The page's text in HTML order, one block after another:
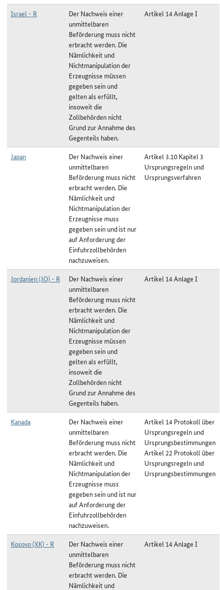
Israel - R
Der Nachweis einer
unmittelbaren
Beförderung muss nicht
erbracht werden. Die
Nämlichkeit und
Nichtmanipulation der
Erzeugnisse müssen
gegeben sein und
gelten als erfüllt,
insoweit die
Zollbehörden nicht
Grund zur Annahme des
Gegenteils haben.
Artikel 14 Anlage I
Japan
Der Nachweis einer
unmittelbaren
Beförderung muss nicht
erbracht werden. Die
Nämlichkeit und
Nichtmanipulation der
Erzeugnisse muss
gegeben sein und ist nur
auf Anforderung der
Einfuhrzollbehörden
nachzuweisen.
Artikel 3.10 Kapitel 3
Ursprungsregeln und
Ursprungsverfahren
Jordanien (JO) - R
Der Nachweis einer
unmittelbaren
Beförderung muss nicht
erbracht werden. Die
Nämlichkeit und
Nichtmanipulation der
Erzeugnisse müssen
gegeben sein und
gelten als erfüllt,
insoweit die
Zollbehörden nicht
Grund zur Annahme des
Gegenteils haben.
Artikel 14 Anlage I
Kanada
Der Nachweis einer
unmittelbaren
Beförderung muss nicht
erbracht werden. Die
Nämlichkeit und
Nichtmanipulation der
Erzeugnisse muss
gegeben sein und ist nur
auf Anforderung der
Einfuhrzollbehörden
nachzuweisen.
Artikel 14 Protokoll über
Ursprungsregeln und
Ursprungsbestimmungen
Artikel 22 Protokoll über
Ursprungsregeln und
Ursprungsbestimmungen
Kosovo (XK) - R
Der Nachweis einer
unmittelbaren
Beförderung muss nicht
erbracht werden. Die
Nämlichkeit und
Artikel 14 Anlage I